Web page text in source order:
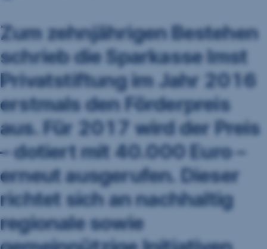
Zum zehnjährigen Bestehen
schrieb die Sparkasse Imst
Privatstiftung im Jahr 2016
erstmals den Förderpreis
aus. Für 2017 wird der Preis
– dotiert mit 40.000 Euro –
erneut ausgerufen. Dieser
richtet sich an nachhaltig
regionale sowie